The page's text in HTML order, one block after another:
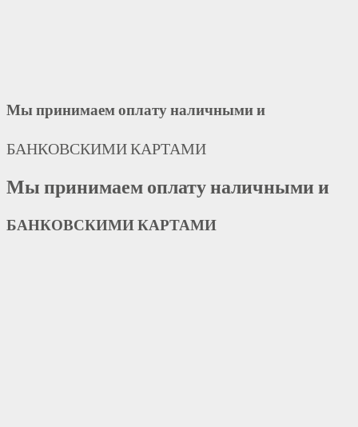
Мы принимаем оплату наличными и
БАНКОВСКИМИ КАРТАМИ
Мы принимаем оплату наличными и
БАНКОВСКИМИ КАРТАМИ